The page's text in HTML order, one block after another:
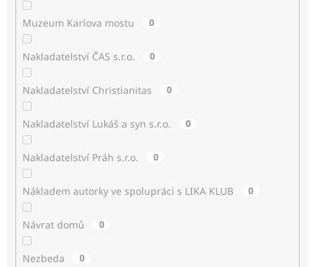
Muzeum Karlova mostu 0
Nakladatelství ČAS s.r.o. 0
Nakladatelství Christianitas 0
Nakladatelství Lukáš a syn s.r.o. 0
Nakladatelství Práh s.r.o. 0
Nákladem autorky ve spolupráci s LIKA KLUB 0
Návrat domů 0
Nezbeda 0